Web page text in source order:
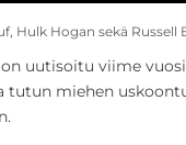
Hulk Hogan sekä Russell
uutisoitu viime
tutun miehen